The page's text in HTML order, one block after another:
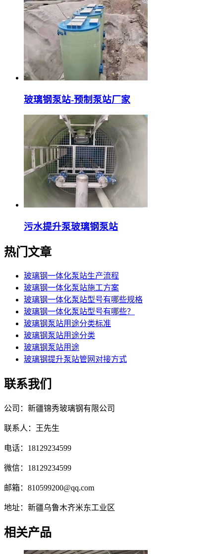
玻璃钢泵站-预制泵站厂家
污水提升泵玻璃钢泵站
热门文章
玻璃钢一体化泵站生产流程
玻璃钢一体化泵站施工方案
玻璃钢一体化泵站型号有哪些规格
玻璃钢一体化泵站型号有哪些？
玻璃钢泵站用途分类标准
玻璃钢泵站用途分类
玻璃钢泵站用途
玻璃钢提升泵站管网对接方式
联系我们
公司：新疆锦秀玻璃钢有限公司
联系人：王先生
电话：18129234599
微信：18129234599
邮箱：810599200@qq.com
地址：新疆乌鲁木齐米东工业区
相关产品